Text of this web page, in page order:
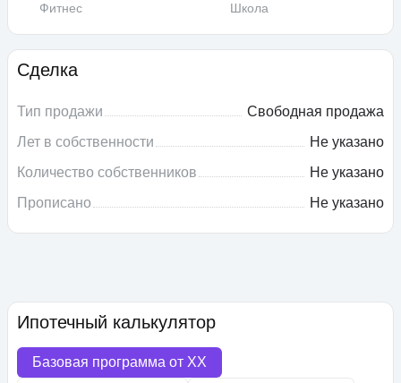
Фитнес
Школа
Сделка
Тип продажи
Свободная продажа
Лет в собственности
Не указано
Количество собственников
Не указано
Прописано
Не указано
Ипотечный калькулятор
Базовая программа от XX